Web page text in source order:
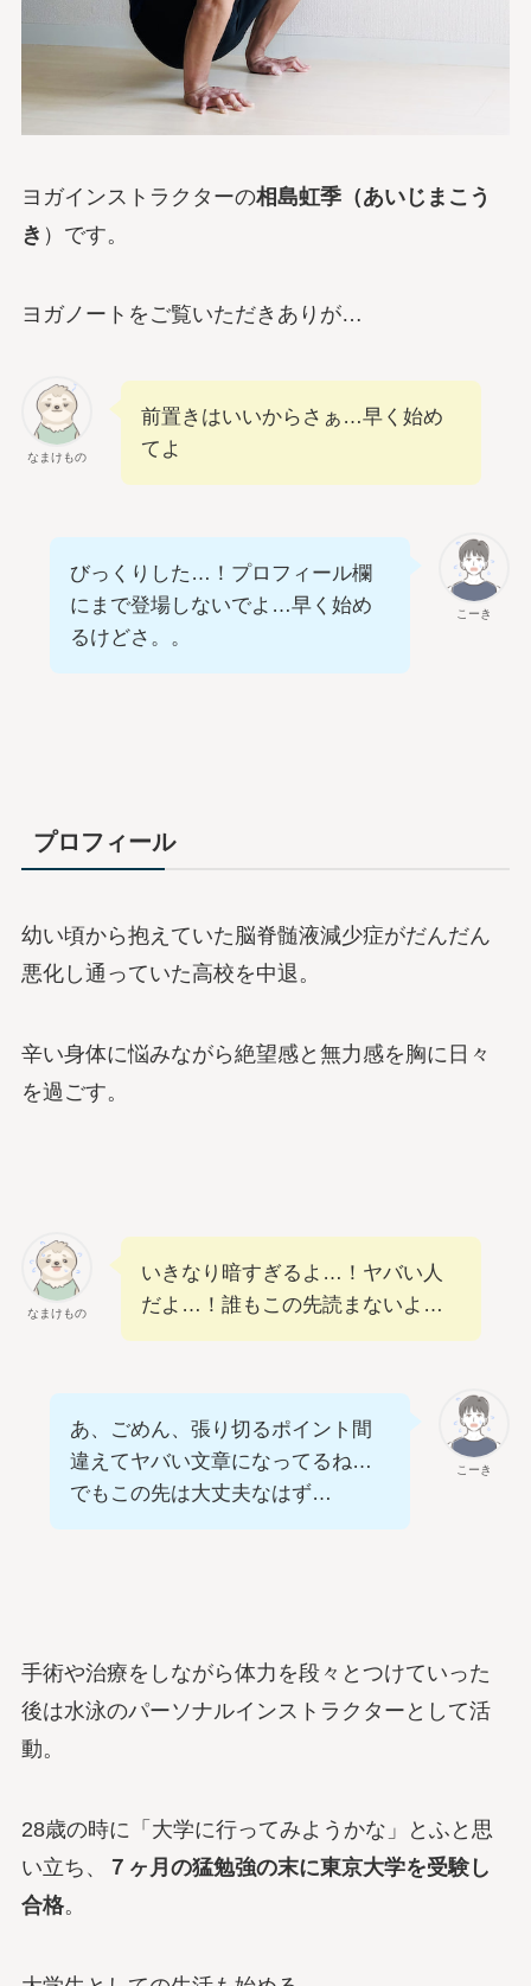
ヨガインストラクターの相島虹季（あいじまこう
き ）です。
ヨガノートをご覧いただきありが…
なまけもの
前置きはいいからさぁ…早く始め
てよ
こーき
びっくりした…！プロフィール欄
にまで登場しないでよ…早く始め
るけどさ。。
プロフィール
幼い頃から抱えていた脳脊髄液減少症がだんだん
悪化し通っていた高校を中退。
辛い身体に悩みながら絶望感と無力感を胸に日々
を過ごす。
なまけもの
いきなり暗すぎるよ…！ヤバい人
だよ…！誰もこの先読まないよ…
こーき
あ、ごめん、張り切るポイント間
違えてヤバい文章になってるね…
でもこの先は大丈夫なはず…
手術や治療をしながら体力を段々とつけていった
後は水泳のパーソナルインストラクターとして活
動。
28歳の時に「大学に行ってみようかな」とふと思
い立ち、
７ヶ月の猛勉強の末に東京大学を受験し
合格。